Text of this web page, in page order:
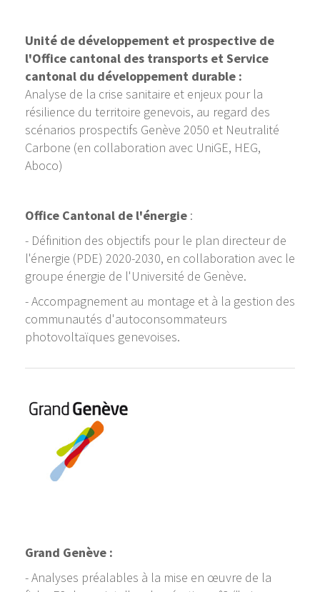
Unité de développement et prospective de
l'Office cantonal des transports et Service
cantonal du développement durable :
Analyse de la crise sanitaire et enjeux pour la
résilience du territoire genevois, au regard des
scénarios prospectifs Genève 2050 et Neutralité
Carbone (en collaboration avec UniGE, HEG,
Aboco)
Office Cantonal de l'énergie :
- Définition des objectifs pour le plan directeur de
l'énergie (PDE) 2020-2030, en collaboration avec le
groupe énergie de l'Université de Genève.
- Accompagnement au montage et à la gestion des
communautés d'autoconsommateurs
photovoltaïques genevoises.
Grand Genève :
- Analyses préalables à la mise en œuvre de la